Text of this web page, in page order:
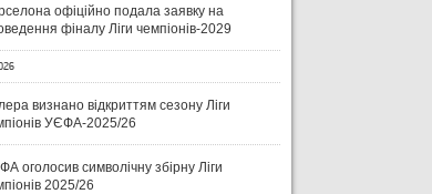
офіційно подала заявку на
фіналу Ліги чемпіонів-2029
визнано відкриттям сезону Ліги
УЄФА-2025/26
оголосив символічну збірну Ліги
2025/26